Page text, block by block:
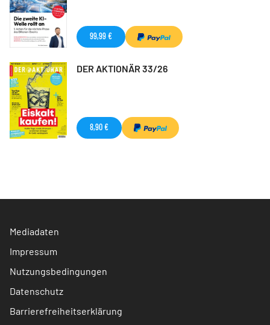
99,99 €
DER AKTIONÄR 33/26
8,90 €
Mediadaten
Impressum
Nutzungsbedingungen
Datenschutz
Barrierefreiheitserklärung